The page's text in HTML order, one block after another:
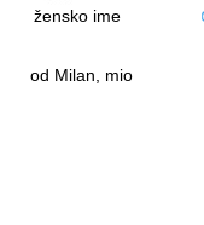
žensko ime
od Milan, mio